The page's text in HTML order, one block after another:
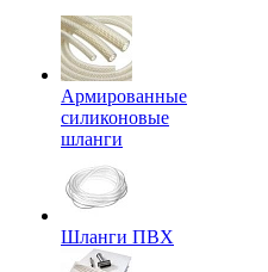
Армированные
силиконовые
шланги
Шланги ПВХ